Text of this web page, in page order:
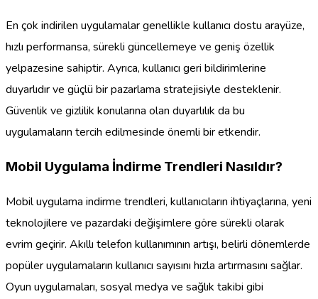
En çok indirilen uygulamalar genellikle kullanıcı dostu arayüze,
hızlı performansa, sürekli güncellemeye ve geniş özellik
yelpazesine sahiptir. Ayrıca, kullanıcı geri bildirimlerine
duyarlıdır ve güçlü bir pazarlama stratejisiyle desteklenir.
Güvenlik ve gizlilik konularına olan duyarlılık da bu
uygulamaların tercih edilmesinde önemli bir etkendir.
Mobil Uygulama İndirme Trendleri Nasıldır?
Mobil uygulama indirme trendleri, kullanıcıların ihtiyaçlarına, yeni
teknolojilere ve pazardaki değişimlere göre sürekli olarak
evrim geçirir. Akıllı telefon kullanımının artışı, belirli dönemlerde
popüler uygulamaların kullanıcı sayısını hızla artırmasını sağlar.
Oyun uygulamaları, sosyal medya ve sağlık takibi gibi